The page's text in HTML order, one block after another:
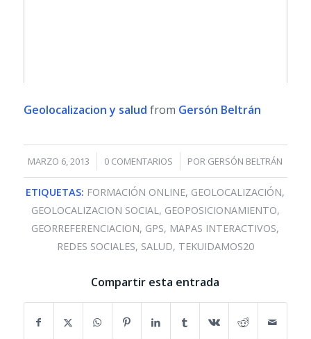
Geolocalizacion y salud from Gersón Beltrán
MARZO 6, 2013
/ 0 COMENTARIOS
/ POR GERSÓN BELTRÁN
ETIQUETAS: FORMACIÓN ONLINE, GEOLOCALIZACIÓN,
GEOLOCALIZACION SOCIAL , GEOPOSICIONAMIENTO,
GEORREFERENCIACION, GPS, MAPAS INTERACTIVOS,
REDES SOCIALES, SALUD, TEKUIDAMOS20
Compartir esta entrada